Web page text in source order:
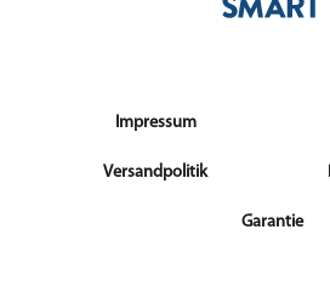
Impressum
Versandpolitik
Garantie